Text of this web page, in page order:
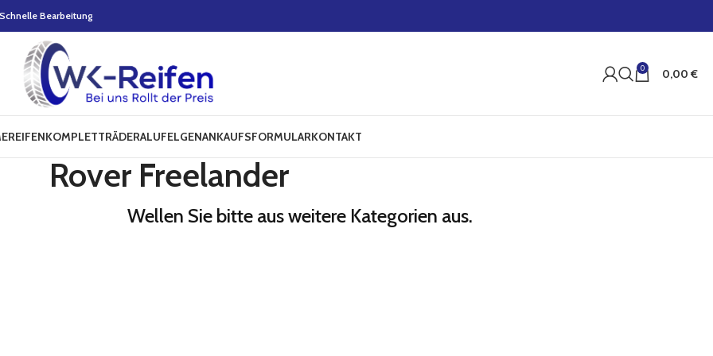
Bearbeitung
0 0,00 €
REIFENKOMPLETTRÄDERALUFELGENANKAUFSFORMULARKONTAKT
Rover Freelander
Wellen Sie bitte aus weitere Kategorien aus.